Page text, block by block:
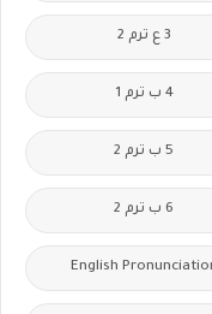
3 ع ترم 2
4 ب ترم 1
5 ب ترم 2
6 ب ترم 2
English